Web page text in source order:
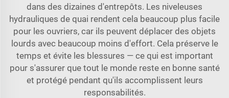
dans des dizaines d'entrepôts. Les niveleuses
hydrauliques de quai rendent cela beaucoup plus facile
pour les ouvriers, car ils peuvent déplacer des objets
lourds avec beaucoup moins d'effort. Cela préserve le
temps et évite les blessures — ce qui est important
pour s'assurer que tout le monde reste en bonne santé
et protégé pendant qu'ils accomplissent leurs
responsabilités.